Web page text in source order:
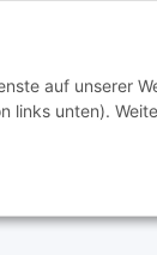
auf unserer
links unten).